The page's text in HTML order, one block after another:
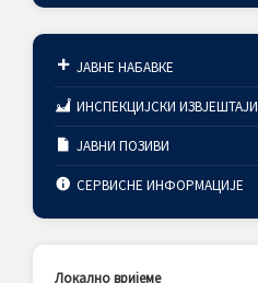
ЈАВНЕ НАБАВКЕ
ИНСПЕКЦИЈСКИ ИЗВЈЕШТАЈИ
ЈАВНИ ПОЗИВИ
СЕРВИСНЕ ИНФОРМАЦИЈЕ
Локално вријеме